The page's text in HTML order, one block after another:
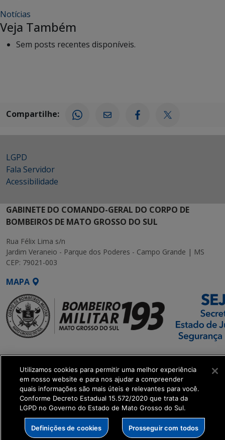
Notícias
Veja Também
Sem posts recentes disponíveis.
Compartilhe:
LGPD
Fala Servidor
Acessibilidade
GABINETE DO COMANDO-GERAL DO CORPO DE
BOMBEIROS DE MATO GROSSO DO SUL
Rua Félix Lima s/n
Jardim Veraneio - Parque dos Poderes - Campo Grande | MS
CEP: 79021-003
MAPA
SETDIG | Secretaria-
Executiva de
Transformação Digital
get_footer();
Utilizamos cookies para permitir uma melhor experiência
em nosso website e para nos ajudar a compreender
quais informações são mais úteis e relevantes para você.
Conforme Decreto Estadual 15.572/2020 que trata da
LGPD no Governo do Estado de Mato Grosso do Sul.
Definições de cookies Prosseguir com todos